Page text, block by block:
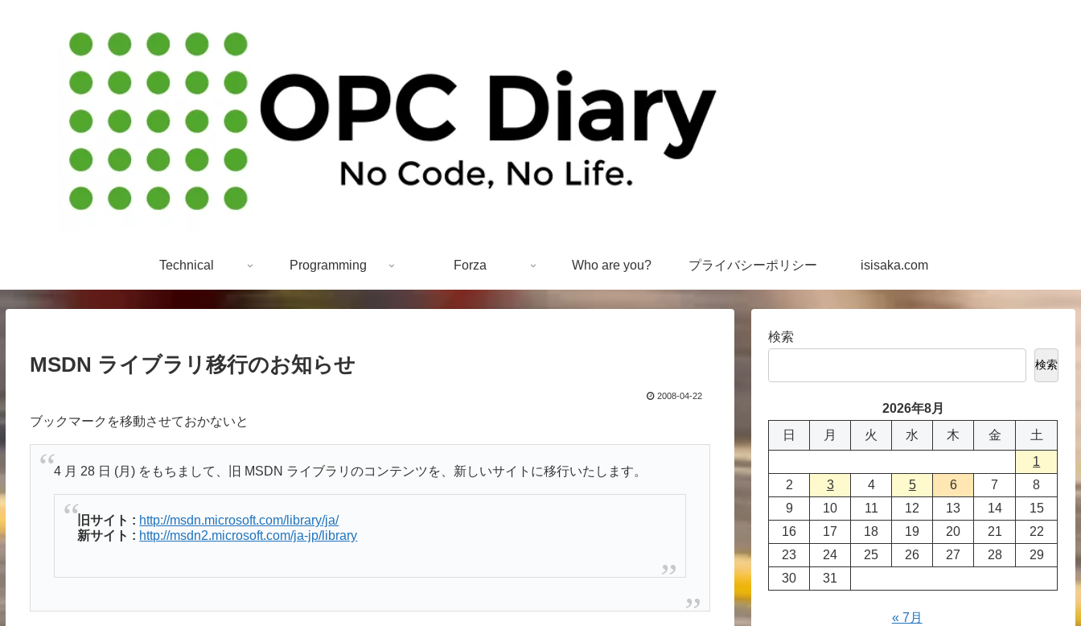
Technical Programming Forza Who are you? プライバシーポリシー isisaka.com
MSDN ライブラリ移行のお知らせ
2008-04-22
ブックマークを移動させておかないと
4 月 28 日 (月) をもちまして、旧 MSDN ライブラリのコンテンツを、新しいサイトに移行いたします。
旧サイト : http://msdn.microsoft.com/library/ja/
新サイト : http://msdn2.microsoft.com/ja-jp/library
検索
検索
2026年8月
日
月 火 水 木 金
土
1
2
3 4 5 6 7
8
9
10 11 12 13 14
15
16
17 18 19 20 21
22
23
24 25 26 27 28
29
30
31
« 7月